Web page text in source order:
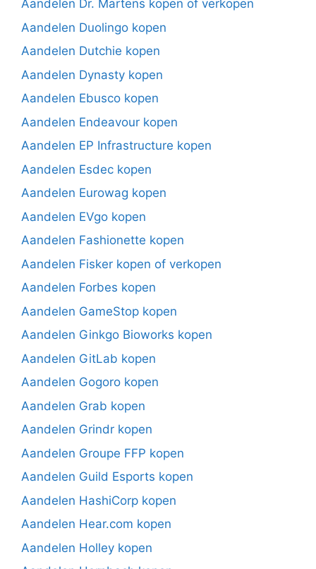
Aandelen Dr. Martens kopen of verkopen
Aandelen Duolingo kopen
Aandelen Dutchie kopen
Aandelen Dynasty kopen
Aandelen Ebusco kopen
Aandelen Endeavour kopen
Aandelen EP Infrastructure kopen
Aandelen Esdec kopen
Aandelen Eurowag kopen
Aandelen EVgo kopen
Aandelen Fashionette kopen
Aandelen Fisker kopen of verkopen
Aandelen Forbes kopen
Aandelen GameStop kopen
Aandelen Ginkgo Bioworks kopen
Aandelen GitLab kopen
Aandelen Gogoro kopen
Aandelen Grab kopen
Aandelen Grindr kopen
Aandelen Groupe FFP kopen
Aandelen Guild Esports kopen
Aandelen HashiCorp kopen
Aandelen Hear.com kopen
Aandelen Holley kopen